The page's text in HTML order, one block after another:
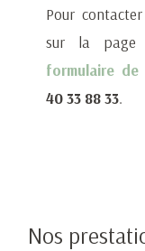
Pour contacter
sur la page
formulaire
40 33 88 33.
Nos